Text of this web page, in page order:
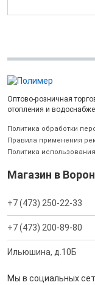
Оптово-розничная
отопления и
Политика обработки
Правила применения
Политика
Магазин в
+7 (473) 250-22-33
+7 (473) 200-89-80
Ильюшина, д.10Б
Мы в социальных